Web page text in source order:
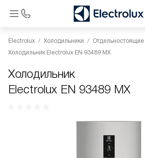
Electrolux Холодильники
Холодильник Electrolux EN 93489 MX
Холодильник
Electrolux EN 93489 MX